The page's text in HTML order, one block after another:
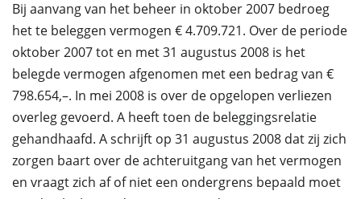
Bij aanvang van het beheer in oktober 2007 bedroeg
het te beleggen vermogen € 4.709.721. Over de periode
oktober 2007 tot en met 31 augustus 2008 is het
belegde vermogen afgenomen met een bedrag van €
798.654,–. In mei 2008 is over de opgelopen verliezen
overleg gevoerd. A heeft toen de beleggingsrelatie
gehandhaafd. A schrijft op 31 augustus 2008 dat zij zich
zorgen baart over de achteruitgang van het vermogen
en vraagt zich af of niet een ondergrens bepaald moet